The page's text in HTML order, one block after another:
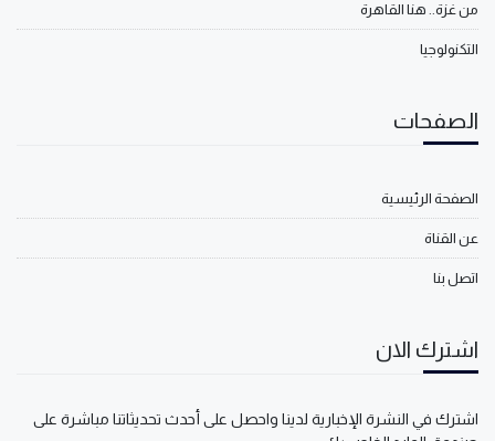
من غزة.. هنا القاهرة
التكنولوجيا
الصفحات
الصفحة الرئيسية
عن القناة
اتصل بنا
اشترك الان
اشترك في النشرة الإخبارية لدينا واحصل على أحدث تحديثاتنا مباشرة على